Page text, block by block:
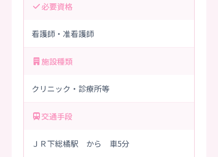
必要資格
看護師・准看護師
施設種類
クリニック・診療所等
交通手段
ＪＲ下総橘駅 から 車5分